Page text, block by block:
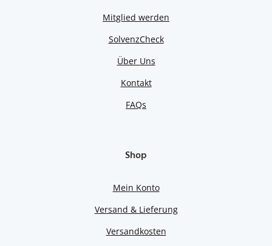
Mitglied werden
SolvenzCheck
Über Uns
Kontakt
FAQs
Shop
Mein Konto
Versand & Lieferung
Versandkosten